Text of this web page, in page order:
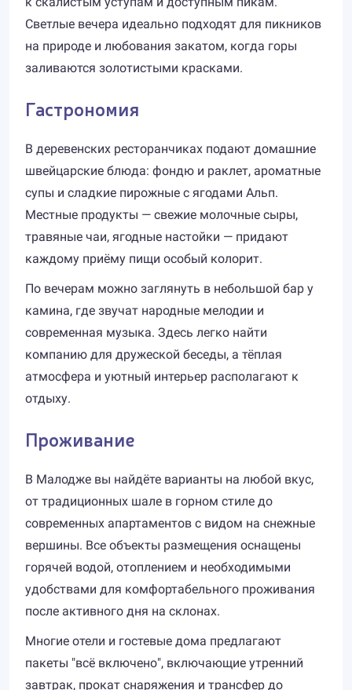
Светлые вечера идеально подходят для пикников
на природе и любования закатом, когда горы
заливаются золотистыми красками.
Гастрономия
В деревенских ресторанчиках подают домашние
швейцарские блюда: фондю и раклет, ароматные
супы и сладкие пирожные с ягодами Альп.
Местные продукты — свежие молочные сыры,
травяные чаи, ягодные настойки — придают
каждому приёму пищи особый колорит.
По вечерам можно заглянуть в небольшой бар у
камина, где звучат народные мелодии и
современная музыка. Здесь легко найти
компанию для дружеской беседы, а тёплая
атмосфера и уютный интерьер располагают к
отдыху.
Проживание
В Малодже вы найдёте варианты на любой вкус,
от традиционных шале в горном стиле до
современных апартаментов с видом на снежные
вершины. Все объекты размещения оснащены
горячей водой, отоплением и необходимыми
удобствами для комфортабельного проживания
после активного дня на склонах.
Многие отели и гостевые дома предлагают
пакеты "всё включено", включающие утренний
завтрак, прокат снаряжения и трансфер до